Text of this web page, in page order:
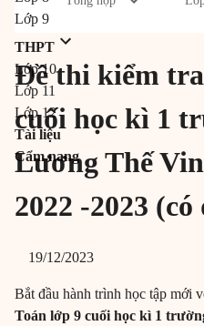
Lớp 9
THPT
Lớp 10
Lớp 11
Lớp 12
Tài liệu
Cẩm nang
Đề thi kiểm
cuối học kì 1
Lương Thế
2022 -2023
19/12/2023
Bắt đầu hành trình học tập mới
Toán lớp 9 cuối học kì 1